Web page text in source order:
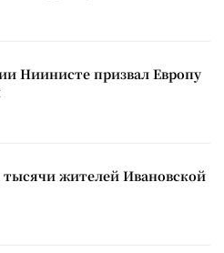
Ниинисте призвал Европу
тысячи жителей Ивановской